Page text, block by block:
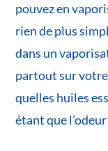
pouvez en
rien de plus
dans un
partout sur
quelles huiles
étant que